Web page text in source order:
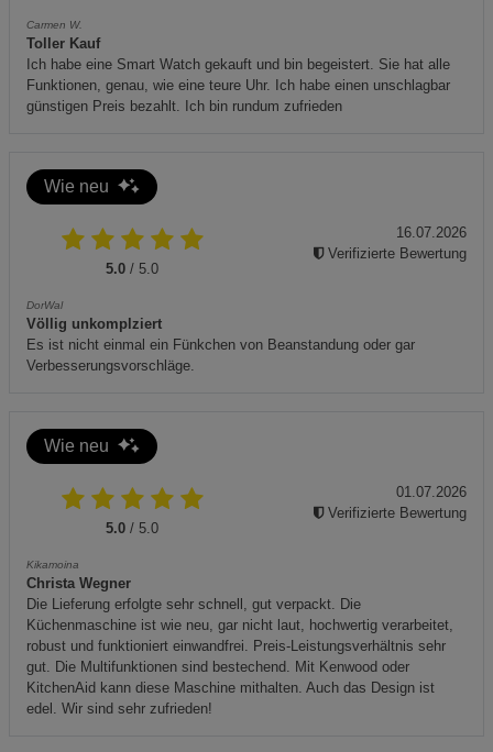
Nach jeder Nutzung das Wasser entleeren und Gerät
reinigen.
Automatische Abschaltung bei Wassermangel beachten
– dennoch regelmäßig überwachen.
Wasser reinigen.
Dieses Produkt entspricht den Anforderungen der Richtlinie
2014/35/EU (Niederspannungsrichtlinie) sowie der
Elektroaltgeräte sind einer vom unsortierten
Siedlungsabfall getrennten Erfassung zuzuführen. Dieses
Gerät darf daher nicht über den Hausmüll entsorgt werden.
Bitte nutzen Sie die kommunalen Sammelstellen für
Carmen W.
Toller Kauf
Ich habe eine Smart Watch gekauft und bin begeistert. Sie hat alle
Funktionen, genau, wie eine teure Uhr. Ich habe einen unschlagbar
günstigen Preis bezahlt. Ich bin rundum zufrieden
Wie neu
5.0 / 5.0
DorWal
Völlig unkomplziert
Es ist nicht einmal ein Fünkchen von Beanstandung oder gar
Verbesserungsvorschläge.
16.07.2026
Verifizierte Bewertung
Wie neu
5.0 / 5.0
Kikamoina
Christa Wegner
Die Lieferung erfolgte sehr schnell, gut verpackt. Die
Küchenmaschine ist wie neu, gar nicht laut, hochwertig verarbeitet,
robust und funktioniert einwandfrei. Preis-Leistungsverhältnis sehr
gut. Die Multifunktionen sind bestechend. Mit Kenwood oder
KitchenAid kann diese Maschine mithalten. Auch das Design ist
edel. Wir sind sehr zufrieden!
01.07.2026
Verifizierte Bewertung